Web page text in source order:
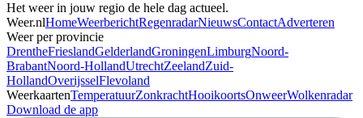
Het weer in jouw regio de hele dag actueel.
Weer.nlHomeWeerberichtRegenradarNieuwsContactAdverteren
Weer per provincie
DrentheFrieslandGelderlandGroningenLimburgNoord-
BrabantNoord-HollandUtrechtZeelandZuid-
HollandOverijsselFlevoland
WeerkaartenTemperatuurZonkrachtHooikoortsOnweerWolkenradar
Download de app